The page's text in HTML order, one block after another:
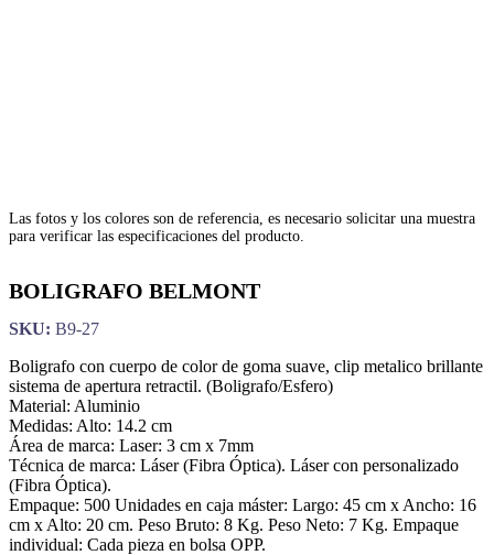
Las fotos y los colores son de referencia, es necesario solicitar una muestra
para verificar las especificaciones del producto.
BOLIGRAFO BELMONT
SKU: B9-27
Boligrafo con cuerpo de color de goma suave, clip metalico brillante
sistema de apertura retractil. (Boligrafo/Esfero)
Material: Aluminio
Medidas: Alto: 14.2 cm
Área de marca: Laser: 3 cm x 7mm
Técnica de marca: Láser (Fibra Óptica). Láser con personalizado
(Fibra Óptica).
Empaque: 500 Unidades en caja máster: Largo: 45 cm x Ancho: 16
cm x Alto: 20 cm. Peso Bruto: 8 Kg. Peso Neto: 7 Kg. Empaque
individual: Cada pieza en bolsa OPP.